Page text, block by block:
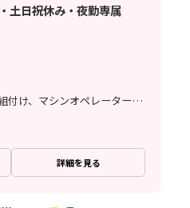
土日祝休み・夜勤専属
軽作業、検査、組立・組付け、マシンオペレーター、ライン作業、立ち作業
詳細を見る